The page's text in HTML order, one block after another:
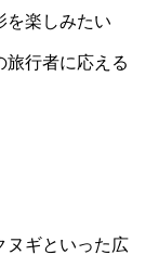
を楽しみたい
旅行者に応える
ヌギといった広